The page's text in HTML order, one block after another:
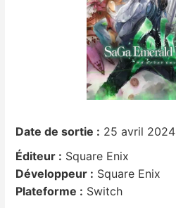
Chiffres de ventes
Rumeurs
Nintendo Direct
Tests et previews
Tests de jeux
Date de sortie : 25 avril 2024
Éditeur : Square Enix
Développeur : Square Enix
Plateforme : Switch